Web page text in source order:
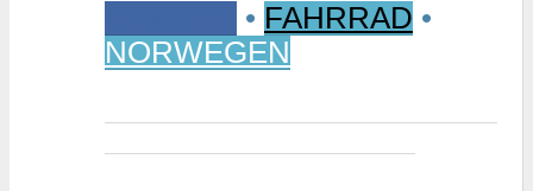
• FAHRRAD •
NORWEGEN